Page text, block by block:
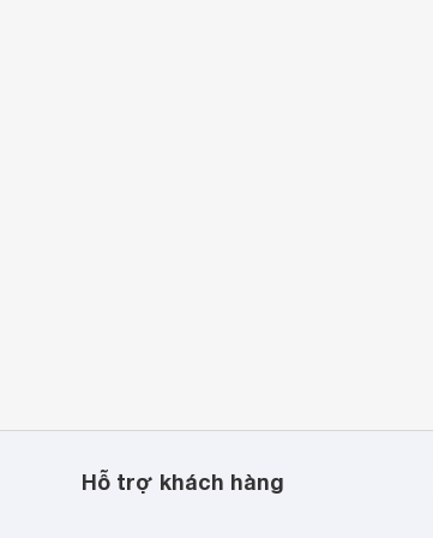
Hỗ trợ khách hàng